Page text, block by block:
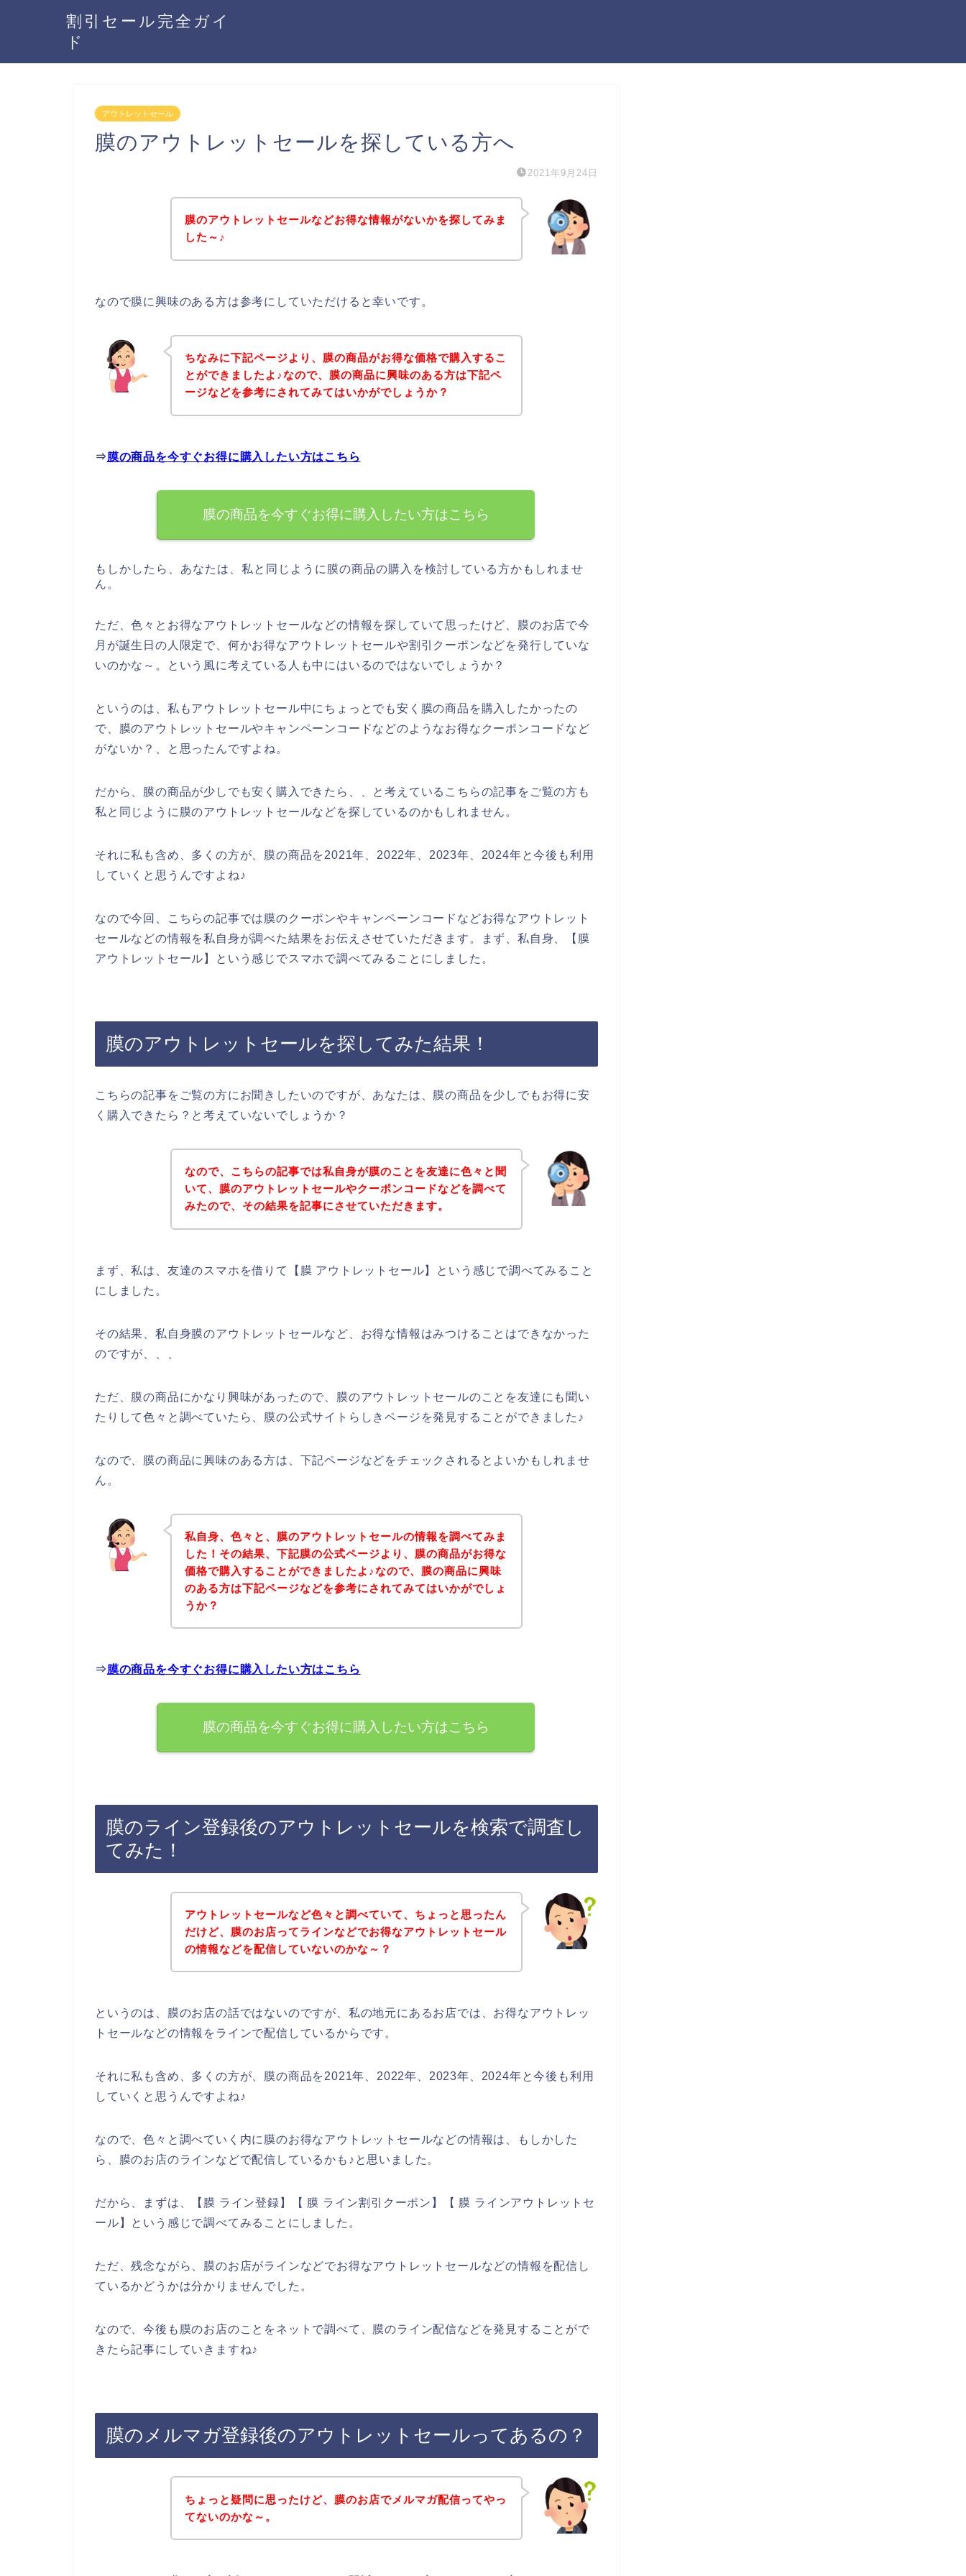
割引セール完全ガイ
ド
アウトレットセール
膜のアウトレットセールを探している方へ
2021年9月24日
膜のアウトレットセールなどお得な情報がないかを探してみま
した～♪
なので膜に興味のある方は参考にしていただけると幸いです。
ちなみに下記ページより、膜の商品がお得な価格で購入するこ
とができましたよ♪なので、膜の商品に興味のある方は下記ペ
ージなどを参考にされてみてはいかがでしょうか？
⇒膜の商品を今すぐお得に購入したい方はこちら
膜の商品を今すぐお得に購入したい方はこちら
もしかしたら、あなたは、私と同じように膜の商品の購入を検討している方かもしれませ
ん。
ただ、色々とお得なアウトレットセールなどの情報を探していて思ったけど、膜のお店で今
月が誕生日の人限定で、何かお得なアウトレットセールや割引クーポンなどを発行していな
いのかな～。という風に考えている人も中にはいるのではないでしょうか？
というのは、私もアウトレットセール中にちょっとでも安く膜の商品を購入したかったの
で、膜のアウトレットセールやキャンペーンコードなどのようなお得なクーポンコードなど
がないか？、と思ったんですよね。
だから、膜の商品が少しでも安く購入できたら、、と考えているこちらの記事をご覧の方も
私と同じように膜のアウトレットセールなどを探しているのかもしれません。
それに私も含め、多くの方が、膜の商品を2021年、2022年、2023年、2024年と今後も利用
していくと思うんですよね♪
なので今回、こちらの記事では膜のクーポンやキャンペーンコードなどお得なアウトレット
セールなどの情報を私自身が調べた結果をお伝えさせていただきます。まず、私自身、【膜
アウトレットセール】という感じでスマホで調べてみることにしました。
膜のアウトレットセールを探してみた結果！
こちらの記事をご覧の方にお聞きしたいのですが、あなたは、膜の商品を少しでもお得に安
く購入できたら？と考えていないでしょうか？
なので、こちらの記事では私自身が膜のことを友達に色々と聞
いて、膜のアウトレットセールやクーポンコードなどを調べて
みたので、その結果を記事にさせていただきます。
まず、私は、友達のスマホを借りて【膜 アウトレットセール】という感じで調べてみること
にしました。
その結果、私自身膜のアウトレットセールなど、お得な情報はみつけることはできなかった
のですが、、、
ただ、膜の商品にかなり興味があったので、膜のアウトレットセールのことを友達にも聞い
たりして色々と調べていたら、膜の公式サイトらしきページを発見することができました♪
なので、膜の商品に興味のある方は、下記ページなどをチェックされるとよいかもしれませ
ん。
私自身、色々と、膜のアウトレットセールの情報を調べてみま
した！その結果、下記膜の公式ページより、膜の商品がお得な
価格で購入することができましたよ♪なので、膜の商品に興味
のある方は下記ページなどを参考にされてみてはいかがでしょ
うか？
⇒膜の商品を今すぐお得に購入したい方はこちら
膜の商品を今すぐお得に購入したい方はこちら
膜のライン登録後のアウトレットセールを検索で調査し
てみた！
アウトレットセールなど色々と調べていて、ちょっと思ったん
だけど、膜のお店ってラインなどでお得なアウトレットセール
の情報などを配信していないのかな～？
というのは、膜のお店の話ではないのですが、私の地元にあるお店では、お得なアウトレッ
トセールなどの情報をラインで配信しているからです。
それに私も含め、多くの方が、膜の商品を2021年、2022年、2023年、2024年と今後も利用
していくと思うんですよね♪
なので、色々と調べていく内に膜のお得なアウトレットセールなどの情報は、もしかした
ら、膜のお店のラインなどで配信しているかも♪と思いました。
だから、まずは、【膜 ライン登録】【 膜 ライン割引クーポン】【 膜 ラインアウトレットセ
ール】という感じで調べてみることにしました。
ただ、残念ながら、膜のお店がラインなどでお得なアウトレットセールなどの情報を配信し
ているかどうかは分かりませんでした。
なので、今後も膜のお店のことをネットで調べて、膜のライン配信などを発見することがで
きたら記事にしていきますね♪
膜のメルマガ登録後のアウトレットセールってあるの？
ちょっと疑問に思ったけど、膜のお店でメルマガ配信ってやっ
てないのかな～。